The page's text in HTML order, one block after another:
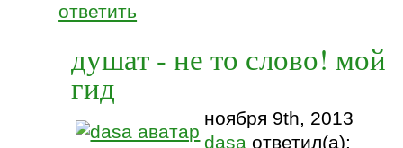
ответить
душат - не то слово! мой
гид
ноября 9th, 2013
dasa ответил(а):